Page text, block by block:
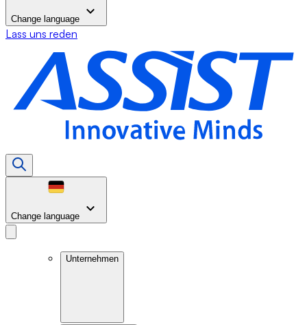
Change language
Lass uns reden
Change language
Unternehmen